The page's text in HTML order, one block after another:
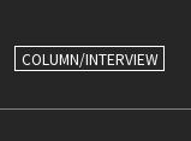
COLUMN/INTERVIEW